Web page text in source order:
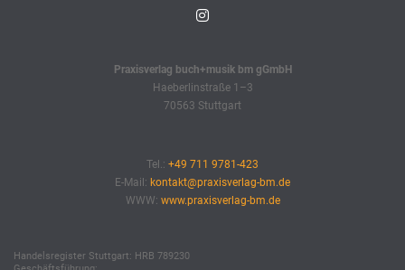
Praxisverlag buch+musik bm gGmbH
Haeberlinstraße 1–3
70563 Stuttgart
Tel.: +49 711 9781-423
E-Mail: kontakt@praxisverlag-bm.de
WWW: www.praxisverlag-bm.de
Handelsregister Stuttgart: HRB 789230